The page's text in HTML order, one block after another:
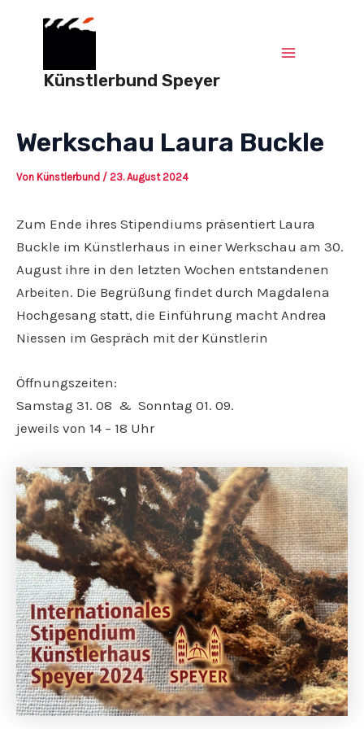
Künstlerbund Speyer
Werkschau Laura Buckle
Von Künstlerbund / 23. August 2024
Zum Ende ihres Stipendiums präsentiert Laura
Buckle im Künstlerhaus in einer Werkschau am 30.
August ihre in den letzten Wochen entstandenen
Arbeiten. Die Begrüßung findet durch Magdalena
Hochgesang statt, die Einführung macht Andrea
Niessen im Gespräch mit der Künstlerin
Öffnungszeiten:
Samstag 31. 08 & Sonntag 01. 09.
jeweils von 14 – 18 Uhr
navigation